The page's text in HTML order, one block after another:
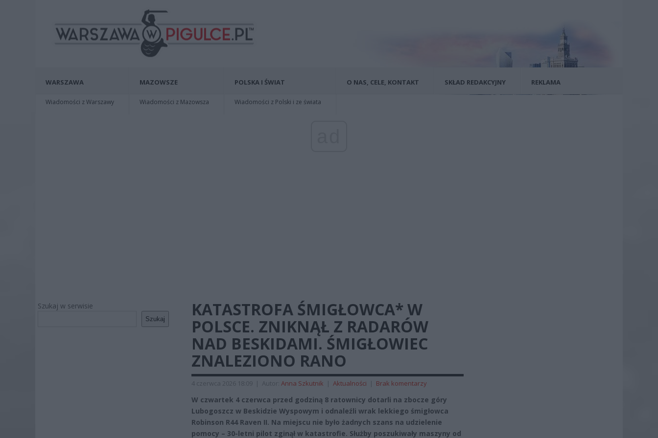
WARSZAWA
Wiadomości z Warszawy
MAZOWSZE
Wiadomości z Mazowsza
POLSKA I ŚWIAT
Wiadomości z Polski i ze świata
O NAS, CELE, KONTAKT SKŁAD REDAKCYJNY REKLAMA
Szukaj w serwisie
Szukaj
KATASTROFA ŚMIGŁOWCA* W
POLSCE. ZNIKNĄŁ Z RADARÓW
NAD BESKIDAMI. ŚMIGŁOWIEC
ZNALEZIONO RANO
4 czerwca 2026 18:09 | Autor: Anna Szkutnik | Aktualności | Brak komentarzy
W czwartek 4 czerwca przed godziną 8 ratownicy dotarli na zbocze góry
Lubogoszcz w Beskidzie Wyspowym i odnaleźli wrak lekkiego śmigłowca
Robinson R44 Raven II. Na miejscu nie było żadnych szans na udzielenie
pomocy – 30-letni pilot zginął w katastrofie. Służby poszukiwały maszyny od